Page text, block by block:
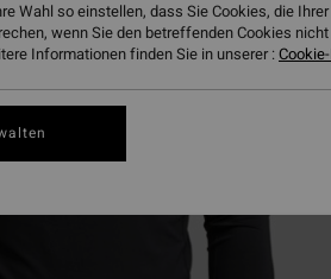
Wahl so einstellen, dass Sie Cookies, die
wenn Sie den betreffenden Cookies
Informationen finden Sie in unserer :